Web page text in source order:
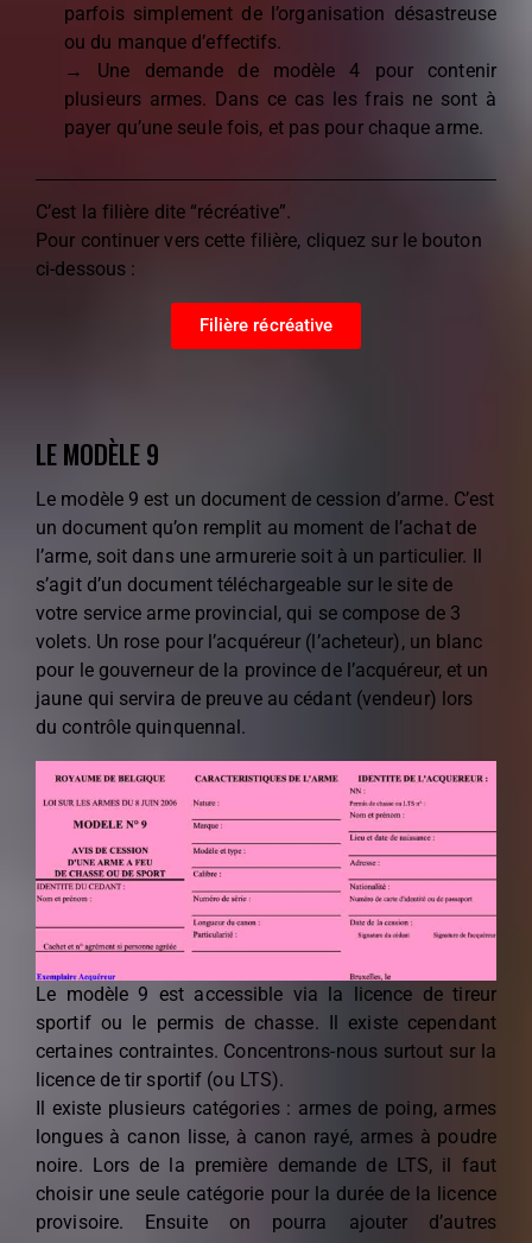
parfois simplement de l’organisation désastreuse
ou du manque d’effectifs.
→ Une demande de modèle 4 pour contenir
plusieurs armes. Dans ce cas les frais ne sont à
payer qu’une seule fois, et pas pour chaque arme.
C’est la filière dite “récréative”.
Pour continuer vers cette filière, cliquez sur le bouton
ci-dessous :
Filière récréative
LE MODÈLE 9
Le modèle 9 est un document de cession d’arme. C’est
un document qu’on remplit au moment de l’achat de
l’arme, soit dans une armurerie soit à un particulier. Il
s’agit d’un document téléchargeable sur le site de
votre service arme provincial, qui se compose de 3
volets. Un rose pour l’acquéreur (l’acheteur), un blanc
pour le gouverneur de la province de l’acquéreur, et un
jaune qui servira de preuve au cédant (vendeur) lors
du contrôle quinquennal.
Le modèle 9 est accessible via la licence de tireur
sportif ou le permis de chasse. Il existe cependant
certaines contraintes. Concentrons-nous surtout sur la
licence de tir sportif (ou LTS).
Il existe plusieurs catégories : armes de poing, armes
longues à canon lisse, à canon rayé, armes à poudre
noire. Lors de la première demande de LTS, il faut
choisir une seule catégorie pour la durée de la licence
provisoire. Ensuite on pourra ajouter d’autres